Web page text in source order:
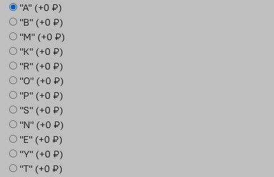
"А" (+0 ₽)
"B" (+0 ₽)
"М" (+0 ₽)
"К" (+0 ₽)
"R" (+0 ₽)
"О" (+0 ₽)
"P" (+0 ₽)
"S" (+0 ₽)
"N" (+0 ₽)
"E" (+0 ₽)
"Y" (+0 ₽)
"T" (+0 ₽)